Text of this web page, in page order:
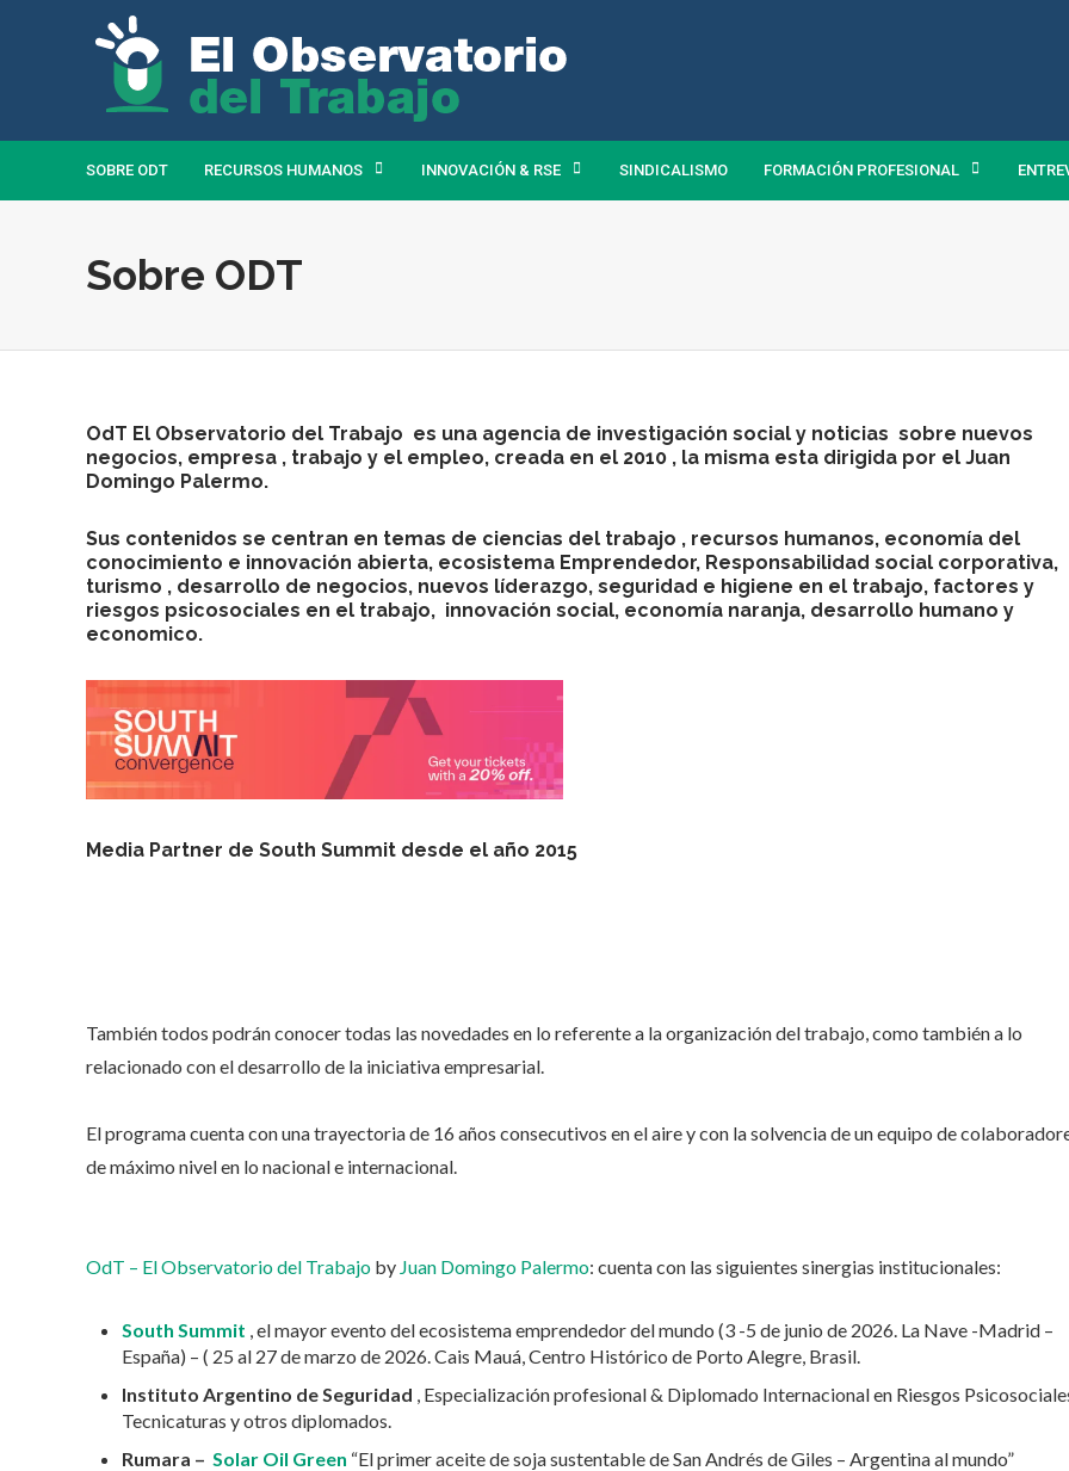
SOBRE ODT RECURSOS HUMANOS INNOVACIÓN & RSE SINDICALISMO FORMACIÓN PROFESIONAL
Sobre ODT
OdT El Observatorio del Trabajo es una agencia de investigación social y noticias sobre nuevos
negocios, empresa , trabajo y el empleo, creada en el 2010 , la misma esta dirigida por el Juan
Domingo Palermo.
Sus contenidos se centran en temas de ciencias del trabajo , recursos humanos, economía del
conocimiento e innovación abierta, ecosistema Emprendedor, Responsabilidad social corporativa,
turismo , desarrollo de negocios, nuevos líderazgo, seguridad e higiene en el trabajo, factores y
riesgos psicosociales en el trabajo, innovación social, economía naranja, desarrollo humano y
economico.
Media Partner de South Summit desde el año 2015
También todos podrán conocer todas las novedades en lo referente a la organización del trabajo, como también a lo
relacionado con el desarrollo de la iniciativa empresarial.
El programa cuenta con una trayectoria de 16 años consecutivos en el aire y con la solvencia de un equipo de
de máximo nivel en lo nacional e internacional.
OdT – El Observatorio del Trabajo by Juan Domingo Palermo: cuenta con las siguientes sinergias institucionales:
South Summit , el mayor evento del ecosistema emprendedor del mundo (3 -5 de junio de 2026. La Nave -Madrid –
España) – ( 25 al 27 de marzo de 2026.Cais Mauá, Centro Histórico de Porto Alegre, Brasil.
Instituto Argentino de Seguridad , Especialización profesional & Diplomado Internacional en Riesgos
Tecnicaturas y otros diplomados.
Rumara – Solar Oil Green “El primer aceite de soja sustentable de San Andrés de Giles – Argentina al mundo”